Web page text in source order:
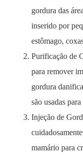
gordura das
inserido por
estômago,
Purificação de
para remover
gordura
​​são usadas
Injeção de
mamário para